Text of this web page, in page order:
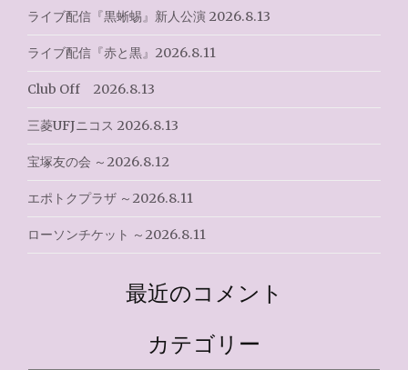
ライブ配信『黒蜥蜴』新人公演 2026.8.13
ライブ配信『赤と黒』2026.8.11
Club Off 2026.8.13
三菱UFJニコス 2026.8.13
宝塚友の会 ～2026.8.12
エポトクプラザ ～2026.8.11
ローソンチケット ～2026.8.11
最近のコメント
カテゴリー